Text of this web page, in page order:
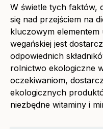
W świetle tych faktów,
się nad przejściem na
kluczowym
wegańskiej jest
odpowiednich
rolnictwo ekologiczne
oczekiwaniom,
ekologicznych
niezbędne witaminy i